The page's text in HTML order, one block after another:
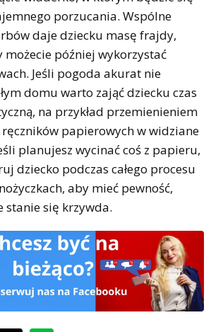
porzucania. Wspólne
daje dziecku masę frajdy,
możecie później wykorzystać
Jeśli pogoda akurat nie
domu warto zająć dziecku czas
na przykład przemienieniem
papierowych w widziane
planujesz wycinać coś z papieru,
dziecko podczas całego procesu
aby mieć pewność,
stanie się krzywda.